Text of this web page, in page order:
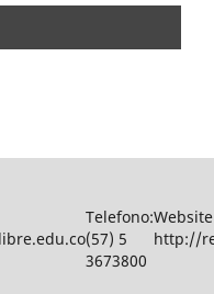
Telefono:
(57) 5
3673800
http://